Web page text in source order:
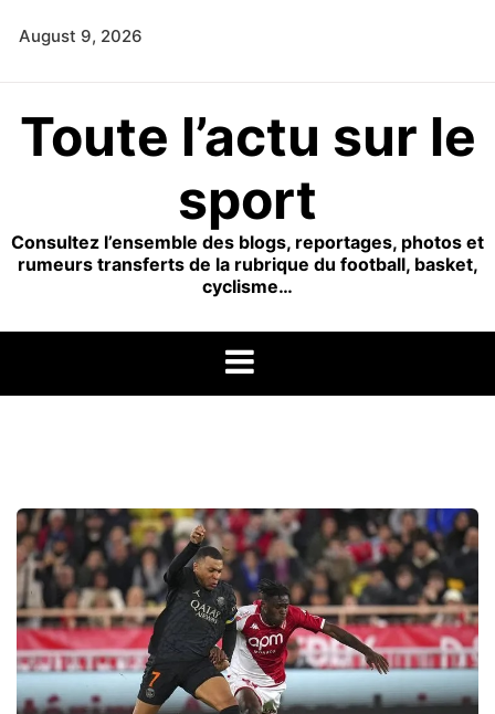
August 9, 2026
Toute l’actu sur le
sport
Consultez l’ensemble des blogs, reportages, photos et
rumeurs transferts de la rubrique du football, basket,
cyclisme…